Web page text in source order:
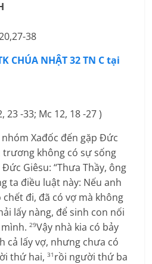
38
CHÚA NHẬT 32 TN C tại
23 -33; Mc 12, 18 -27 )
Xađốc đến gặp Đức
trương không có sự sống
Giêsu: “Thưa Thầy, ông
ta điều luật này: Nếu anh
đi, đã có vợ mà không
lấy nàng, để sinh con nối
mình.29Vậy nhà kia có bảy
cả lấy vợ, nhưng chưa có
thứ hai,31 rồi người thứ ba